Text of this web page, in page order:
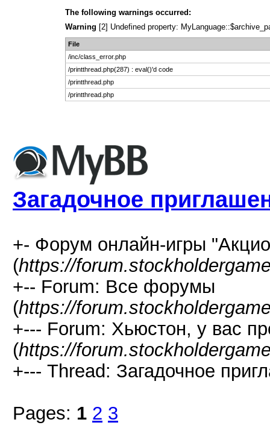
The following warnings occurred:
Warning [2] Undefined property:
File
/inc/class_error.php
/printthread.php(287) : eval()'d code
/printthread.php
/printthread.php
Загадочное
+- Форум онлайн-игры
(https://
+-- Forum: Все форумы
(https://
+--- Forum: Хьюстон, у вас
(https://
+--- Thread: Загадочное
Pages: 1 2 3